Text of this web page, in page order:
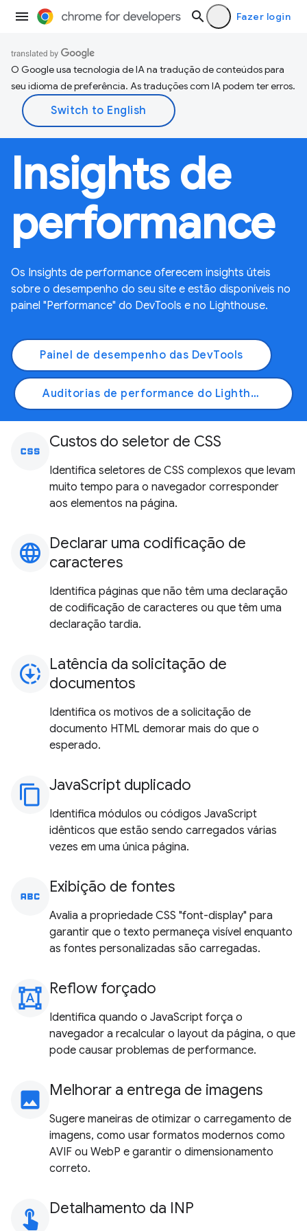
Fazer login
O Google usa tecnologia de IA na tradução de conteúdos para
seu idioma de preferência. As traduções com IA podem ter erros.
Insights de
performance
Os Insights de performance oferecem insights úteis
sobre o desempenho do seu site e estão disponíveis no
painel "Performance" do DevTools e no Lighthouse.
Painel de desempenho das DevTools
Auditorias de performance do Lighthouse
css Custos do seletor de CSS
Identifica seletores de CSS complexos que levam
muito tempo para o navegador corresponder
aos elementos na página.
language Declarar uma codificação de
caracteres
Identifica páginas que não têm uma declaração
de codificação de caracteres ou que têm uma
declaração tardia.
downloading Latência da solicitação de
documentos
Identifica os motivos de a solicitação de
documento HTML demorar mais do que o
esperado.
content_copy JavaScript duplicado
Identifica módulos ou códigos JavaScript
idênticos que estão sendo carregados várias
vezes em uma única página.
abc Exibição de fontes
Avalia a propriedade CSS "font-display" para
garantir que o texto permaneça visível enquanto
as fontes personalizadas são carregadas.
format_shapes Reflow forçado
Identifica quando o JavaScript força o
navegador a recalcular o layout da página, o que
pode causar problemas de performance.
image Melhorar a entrega de imagens
Sugere maneiras de otimizar o carregamento de
imagens, como usar formatos modernos como
AVIF ou WebP e garantir o dimensionamento
correto.
touch_app Detalhamento da INP